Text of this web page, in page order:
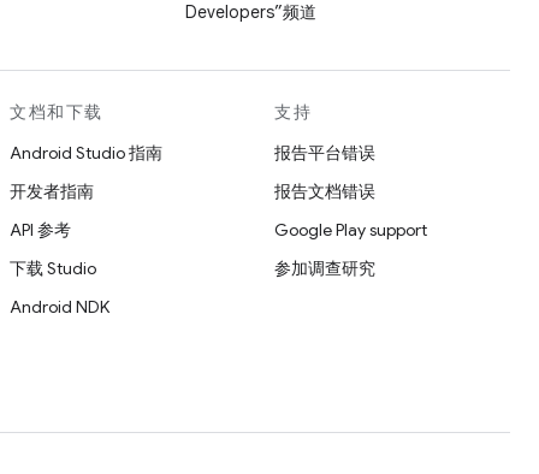
Developers”频道
文档和下载
Android Studio 指南
开发者指南
API 参考
下载 Studio
Android NDK
支持
报告平台错误
报告文档错误
Google Play support
参加调查研究